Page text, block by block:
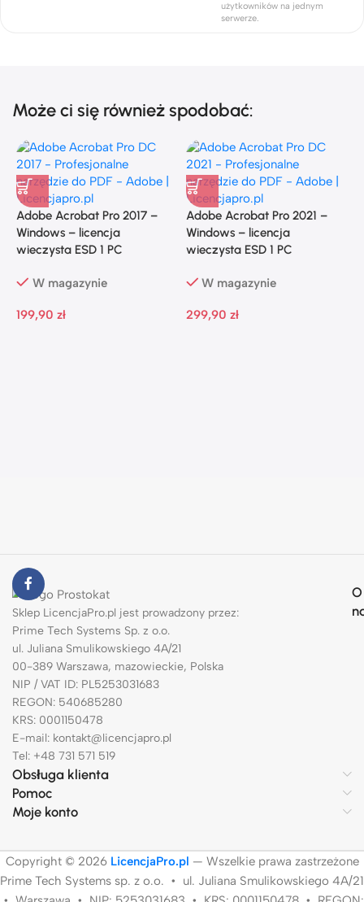
użytkowników na jednym
serwerze.
Może ci się również spodobać:
Adobe Acrobat Pro 2017 –
Windows – licencja
wieczysta ESD 1 PC
W magazynie
199,90 zł
Adobe Acrobat Pro 2021 –
Windows – licencja
wieczysta ESD 1 PC
W magazynie
299,90 zł
Sklep LicencjaPro.pl jest prowadzony przez:
Prime Tech Systems Sp. z o.o.
ul. Juliana Smulikowskiego 4A/21
00-389 Warszawa, mazowieckie, Polska
NIP / VAT ID: PL5253031683
REGON: 540685280
KRS: 0001150478
E-mail: kontakt@licencjapro.pl
Tel: +48 731 571 519
O
Obsługa klienta
Pomoc
Moje konto
Copyright © 2026 LicencjaPro.pl — Wszelkie prawa zastrzeżone
Prime Tech Systems sp. z o.o. • ul. Juliana Smulikowskiego 4A/21